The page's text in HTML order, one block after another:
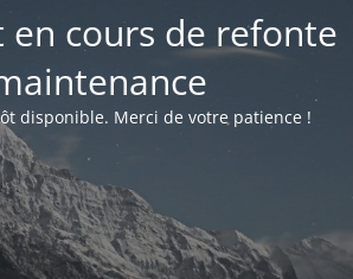
en cours de refonte
disponible. Merci de votre patience !